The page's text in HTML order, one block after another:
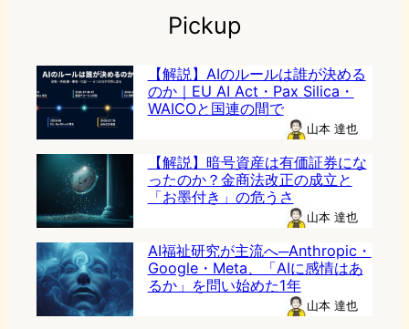
Pickup
【解説】AIのルールは誰が決める
のか｜EU AI Act・Pax Silica・
WAICOと国連の間で
山本 達也
【解説】暗号資産は有価証券にな
ったのか？金商法改正の成立と
「お墨付き」の危うさ
山本 達也
AI福祉研究が主流へ─Anthropic・
Google・Meta、「AIに感情はあ
るか」を問い始めた1年
山本 達也